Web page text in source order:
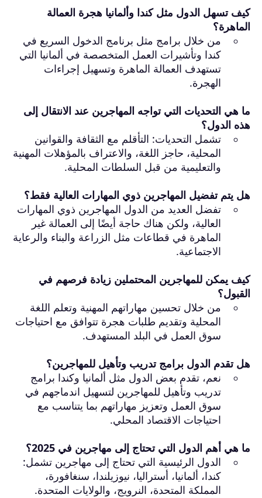
كيف تسهل الدول مثل كندا وألمانيا هجرة العمالة
الماهرة؟
من خلال برامج مثل برنامج الدخول السريع في
كندا وتأشيرات العمل المتخصصة في ألمانيا التي
تستهدف العمالة الماهرة وتسهيل إجراءات
الهجرة.
ما هي التحديات التي تواجه المهاجرين عند الانتقال إلى
هذه الدول؟
تشمل التحديات: التأقلم مع الثقافة والقوانين
المحلية، حاجز اللغة، والاعتراف بالمؤهلات المهنية
والتعليمية من قبل السلطات المحلية.
هل يتم تفضيل المهاجرين ذوي المهارات العالية فقط؟
تفضل العديد من الدول المهاجرين ذوي المهارات
العالية، ولكن هناك حاجة أيضًا إلى العمالة غير
الماهرة في قطاعات مثل الزراعة والبناء والرعاية
الاجتماعية.
كيف يمكن للمهاجرين المحتملين زيادة فرصهم في
القبول؟
من خلال تحسين مهاراتهم المهنية وتعلم اللغة
المحلية وتقديم طلبات هجرة تتوافق مع احتياجات
سوق العمل في البلد المستهدف.
هل تقدم الدول برامج تدريب وتأهيل للمهاجرين؟
نعم، تقدم بعض الدول مثل ألمانيا وكندا برامج
تدريب وتأهيل للمهاجرين لتسهيل اندماجهم في
سوق العمل وتعزيز مهاراتهم بما يتناسب مع
احتياجات الاقتصاد المحلي.
ما هي أهم الدول التي تحتاج إلى مهاجرين في 2025؟
الدول الرئيسية التي تحتاج إلى مهاجرين تشمل:
كندا، ألمانيا، أستراليا، نيوزيلندا، سنغافورة،
المملكة المتحدة، النرويج، والولايات المتحدة.